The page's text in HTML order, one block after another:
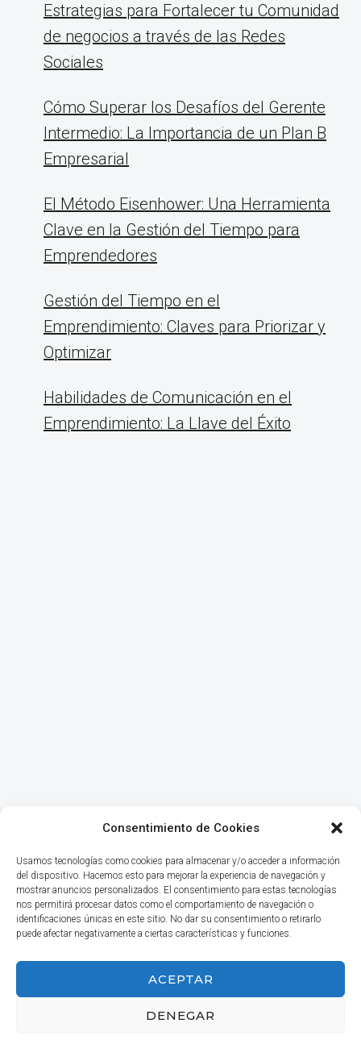
Consentimiento de Cookies
Usamos tecnologías como cookies para almacenar y/o acceder a información
del dispositivo. Hacemos esto para mejorar la experiencia de navegación y
mostrar anuncios personalizados. El consentimiento para estas tecnologías
nos permitirá procesar datos como el comportamiento de navegación o
identificaciones únicas en este sitio. No dar su consentimiento o retirarlo
puede afectar negativamente a ciertas características y funciones.
ACEPTAR
DENEGAR
Estrategias para Fortalecer tu Comunidad
de negocios a través de las Redes
Sociales
Cómo Superar los Desafíos del Gerente
Intermedio: La Importancia de un Plan B
Empresarial
El Método Eisenhower: Una Herramienta
Clave en la Gestión del Tiempo para
Emprendedores
Gestión del Tiempo en el
Emprendimiento: Claves para Priorizar y
Optimizar
Habilidades de Comunicación en el
Emprendimiento: La Llave del Éxito
INICIO
© 2026 Haga Negocios